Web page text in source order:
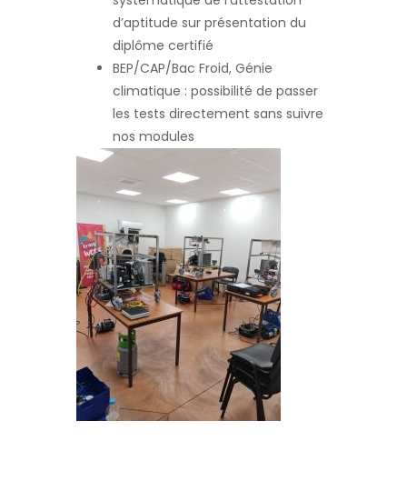
d’aptitude sur présentation du
diplôme certifié
BEP/CAP/Bac Froid, Génie
climatique : possibilité de passer
les tests directement sans suivre
nos modules